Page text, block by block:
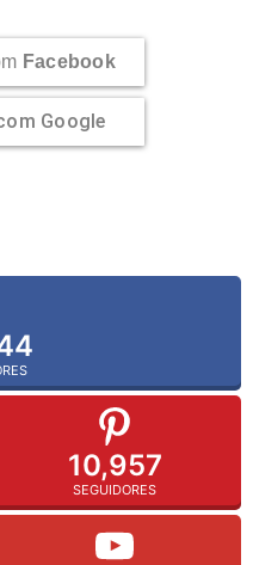
Facebook
Google
10,957
SEGUIDORES